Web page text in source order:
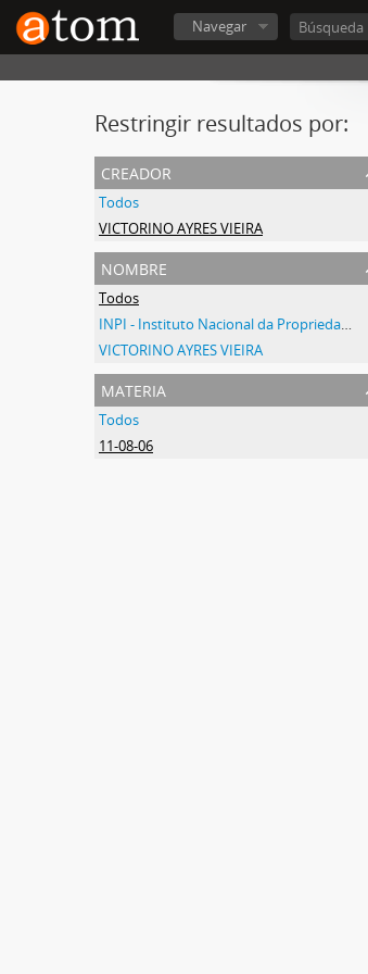
Navegar
Restringir resultados por:
creador
Todos
VICTORINO AYRES VIEIRA
nombre
Todos
INPI - Instituto Nacional da Propriedade Industrial
VICTORINO AYRES VIEIRA
materia
Todos
11-08-06